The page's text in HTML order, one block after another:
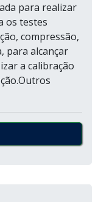
para realizar
os testes
compressão,
para alcançar
a calibração